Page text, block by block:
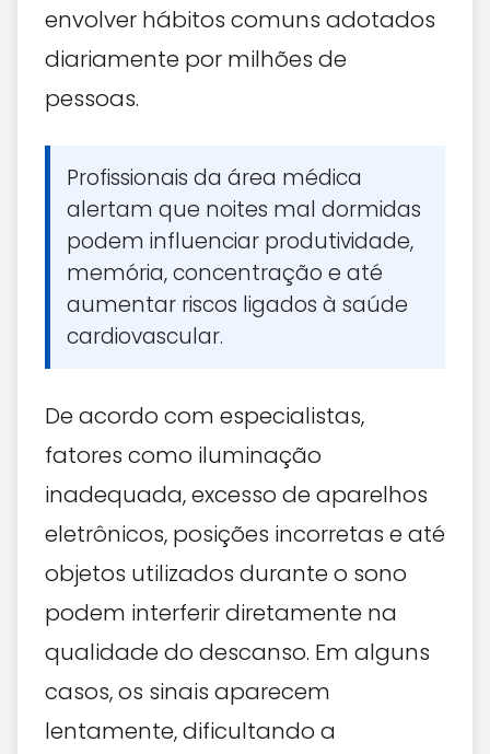
envolver hábitos comuns adotados
diariamente por milhões de
pessoas.
Profissionais da área médica
alertam que noites mal dormidas
podem influenciar produtividade,
memória, concentração e até
aumentar riscos ligados à saúde
cardiovascular.
De acordo com especialistas,
fatores como iluminação
inadequada, excesso de aparelhos
eletrônicos, posições incorretas e até
objetos utilizados durante o sono
podem interferir diretamente na
qualidade do descanso. Em alguns
casos, os sinais aparecem
lentamente, dificultando a